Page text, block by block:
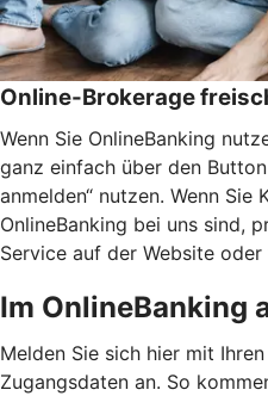
Online-Brokerage
Wenn Sie OnlineBanking
ganz einfach über den
anmelden“ nutzen. Wenn Sie
OnlineBanking bei uns sind,
Service auf der Website
Im OnlineBanking
Melden Sie sich hier mit
Zugangsdaten an. So